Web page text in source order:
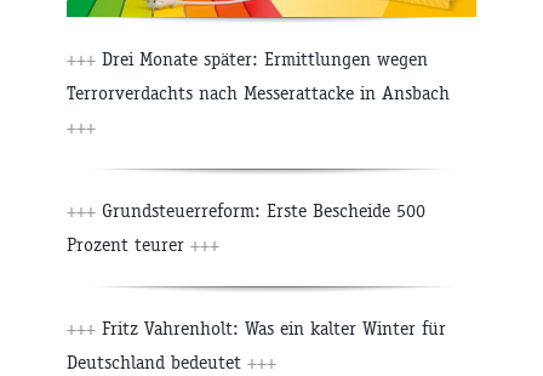
+++ Drei Monate später: Ermittlungen wegen
Terrorverdachts nach Messerattacke in Ansbach
+++
+++ Grundsteuerreform: Erste Bescheide 500
Prozent teurer +++
+++ Fritz Vahrenholt: Was ein kalter Winter für
Deutschland bedeutet +++